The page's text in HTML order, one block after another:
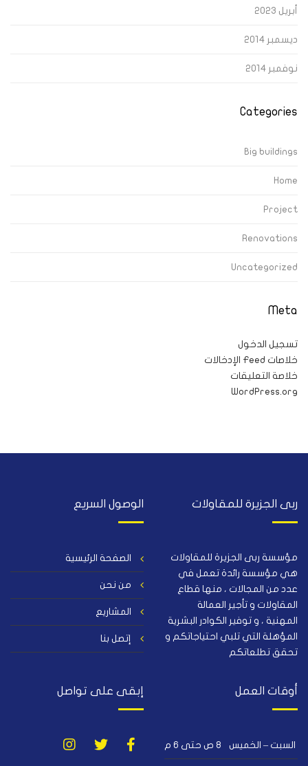
أبريل 2023
ديسمبر 2014
نوفمبر 2014
Categories
Big buildings
Home
Project
Renovations
Uncategorized
Meta
تسجيل الدخول
خلاصات Feed الإدخالات
خلاصة التعليقات
WordPress.org
ربى الجزيرة للمقاولات
مؤسسة ربى الجزيرة للمقاولات
هي مؤسسة رائدة تعمل في
عدد من المجالات ، منها قطاع
المقاولات و تأجير العمالة
المهنية ، و توفير الكوادر البشرية
المؤهلة التي تلبي احتياجاتكم و
تحقق تطلعاتكم
الوصول السريع
الصفحة الرئيسية
من نحن
المشاريع
إتصل بنا
أوقات العمل
السبت – الخميس ٨ ص حتى ٦ م
إبقى على تواصل